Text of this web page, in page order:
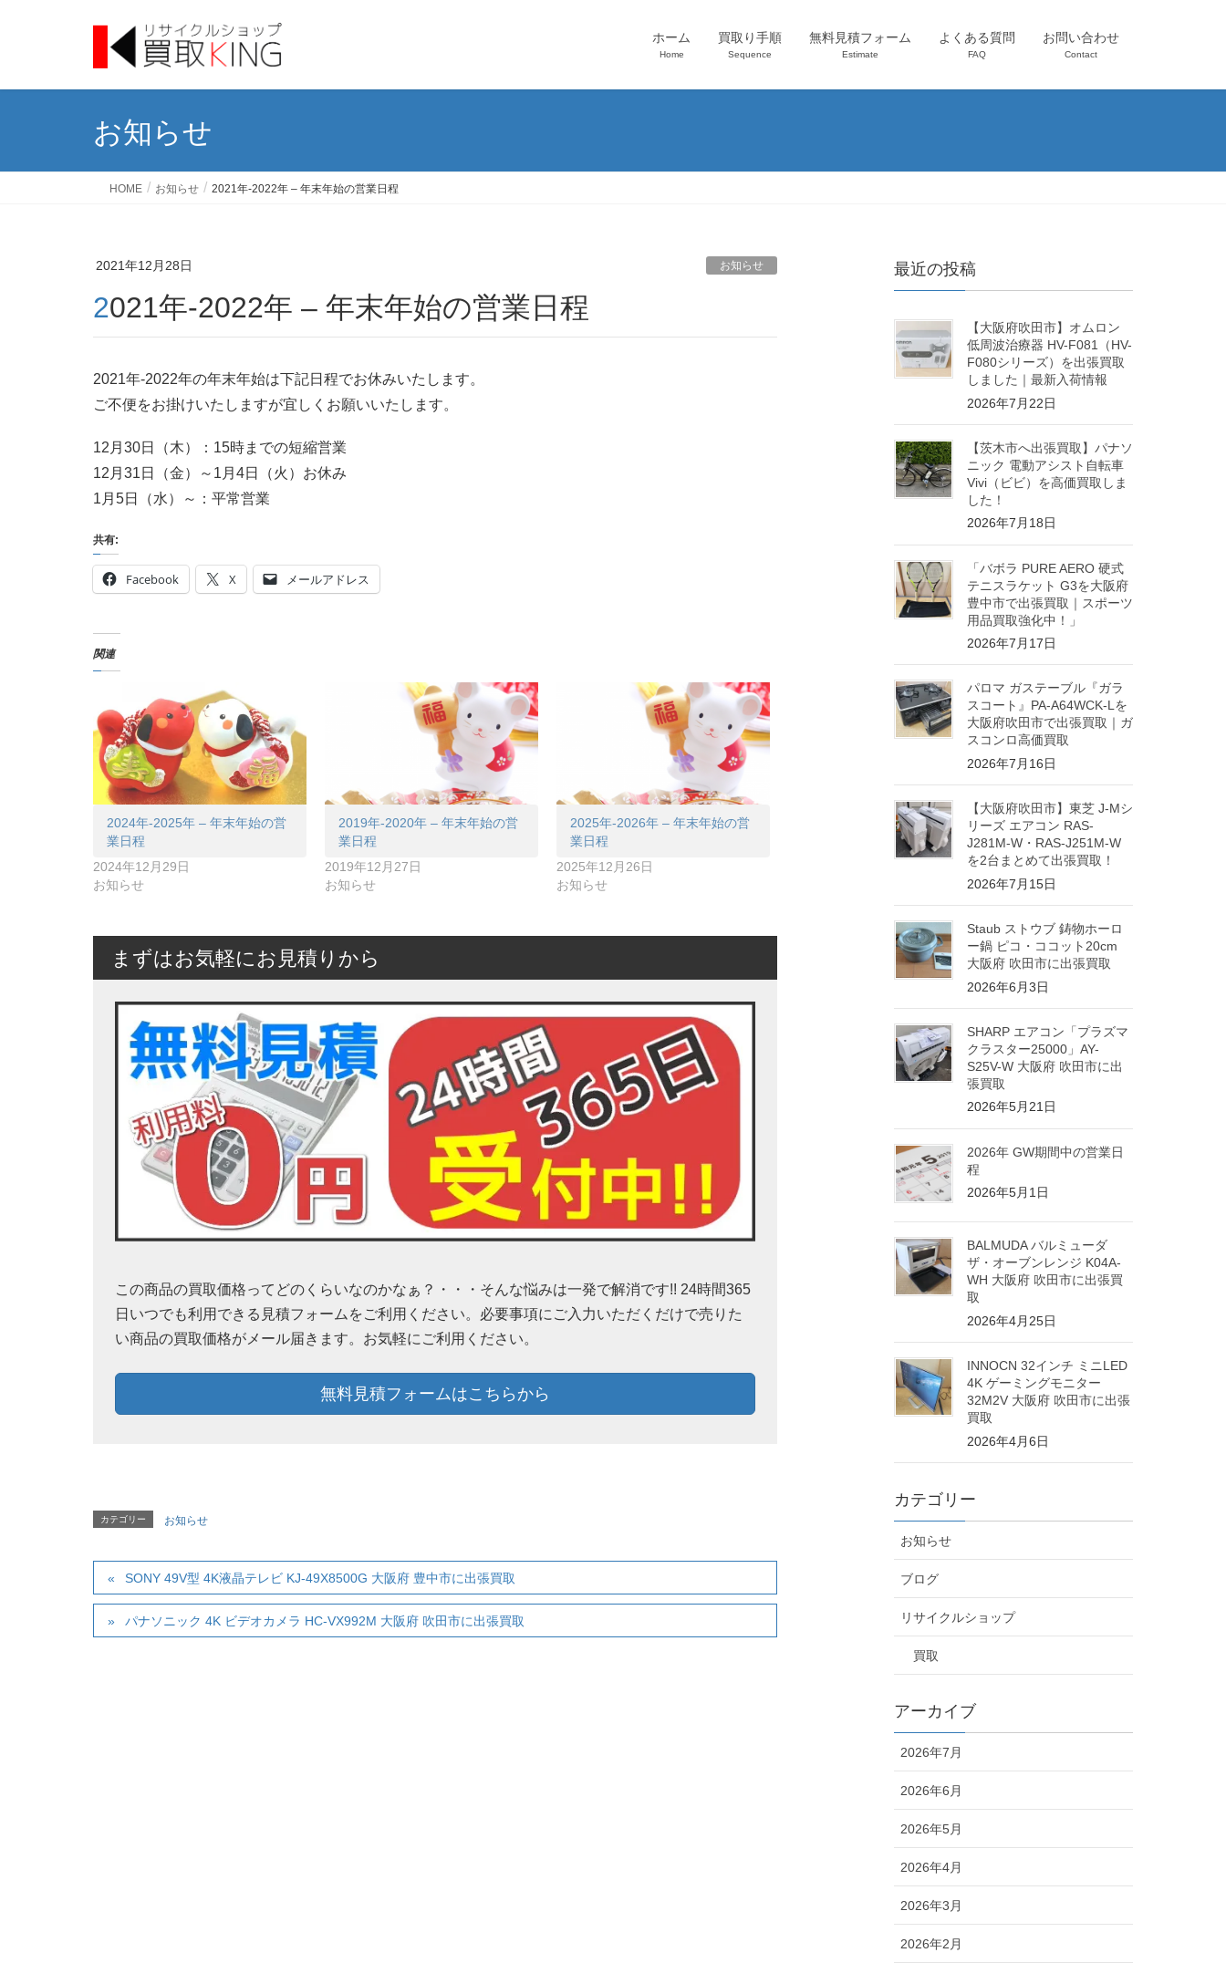
ホーム
Home
買取り手順
Sequence
無料見積フォーム
Estimate
よくある質問
FAQ
お問い合わせ
Contact
お知らせ
HOME お知らせ 2021年-2022年 – 年末年始の営業日程
2021年12月28日 お知らせ
2021年-2022年 – 年末年始の営業日程
2021年-2022年の年末年始は下記日程でお休みいたします。
ご不便をお掛けいたしますが宜しくお願いいたします。
12月30日（木）：15時までの短縮営業
12月31日（金）～1月4日（火）お休み
1月5日（水）～：平常営業
共有:
Facebook X メールアドレス
関連
2024年-2025年 – 年末年始の営
業日程
2024年12月29日
お知らせ
2019年-2020年 – 年末年始の営
業日程
2019年12月27日
お知らせ
2025年-2026年 – 年末年始の営
業日程
2025年12月26日
お知らせ
まずはお気軽にお見積りから
この商品の買取価格ってどのくらいなのかなぁ？・・・そんな悩みは一発で解消です!! 24時間365
日いつでも利用できる見積フォームをご利用ください。必要事項にご入力いただくだけで売りた
い商品の買取価格がメール届きます。お気軽にご利用ください。
無料見積フォームはこちらから
カテゴリー お知らせ
SONY 49V型 4K液晶テレビ KJ-49X8500G 大阪府 豊中市に出張買取
パナソニック 4K ビデオカメラ HC-VX992M 大阪府 吹田市に出張買取
最近の投稿
【大阪府吹田市】オムロン
低周波治療器 HV-F081（HV-
F080シリーズ）を出張買取
しました｜最新入荷情報
2026年7月22日
【茨木市へ出張買取】パナソ
ニック 電動アシスト自転車
Vivi（ビビ）を高価買取しま
した！
2026年7月18日
「バボラ PURE AERO 硬式
テニスラケット G3を大阪府
豊中市で出張買取｜スポーツ
用品買取強化中！」
2026年7月17日
パロマ ガステーブル『ガラ
スコート』PA-A64WCK-Lを
大阪府吹田市で出張買取｜ガ
スコンロ高価買取
2026年7月16日
【大阪府吹田市】東芝 J-Mシ
リーズ エアコン RAS-
J281M-W・RAS-J251M-W
を2台まとめて出張買取！
2026年7月15日
Staub ストウブ 鋳物ホーロ
ー鍋 ピコ・ココット20cm
大阪府 吹田市に出張買取
2026年6月3日
SHARP エアコン「プラズマ
クラスター25000」AY-
S25V-W 大阪府 吹田市に出
張買取
2026年5月21日
2026年 GW期間中の営業日
程
2026年5月1日
BALMUDA バルミューダ
ザ・オーブンレンジ K04A-
WH 大阪府 吹田市に出張買
取
2026年4月25日
INNOCN 32インチ ミニLED
4K ゲーミングモニター
32M2V 大阪府 吹田市に出張
買取
2026年4月6日
カテゴリー
お知らせ
ブログ
リサイクルショップ
買取
アーカイブ
2026年7月
2026年6月
2026年5月
2026年4月
2026年3月
2026年2月